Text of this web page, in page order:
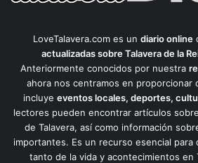
LoveTalavera.com es un diario online
actualizadas sobre Talavera de la
Anteriormente conocidos por nuestra
ahora nos centramos en proporcionar
incluye eventos locales, deportes,
lectores pueden encontrar artículos
de Talavera, así como información
importantes. Es un recurso esencial para
tanto de la vida y acontecimientos en